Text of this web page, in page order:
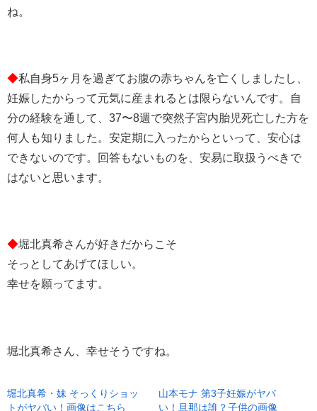
ね。
◆私自身5ヶ月を過ぎてお腹の赤ちゃんを亡くしましたし、
妊娠したからって元気に産まれるとは限らないんです。自
分の経験を通して、37〜8週で突然子宮内胎児死亡した方を
何人も知りました。安定期に入ったからといって、安心は
できないのです。回答もないものを、安易に取扱うべきで
はないと思います。
◆堀北真希さんが好きだからこそ
そっとしてあげてほしい。
幸せを願ってます。
堀北真希さん、幸せそうですね。
堀北真希・妹 そっくりショッ
トがヤバい！画像はこちら
山本モナ 第3子妊娠がヤバ
い！旦那は誰？子供の画像